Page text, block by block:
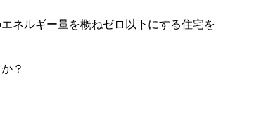
ネルギー量を概ねゼロ以下にする住宅を
うか？